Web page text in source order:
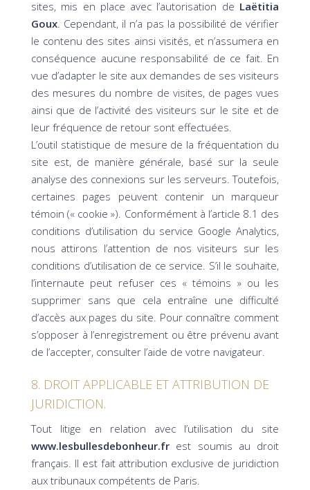
sites, mis en place avec l’autorisation de Laëtitia
Goux. Cependant, il n’a pas la possibilité de vérifier
le contenu des sites ainsi visités, et n’assumera en
conséquence aucune responsabilité de ce fait. En
vue d’adapter le site aux demandes de ses visiteurs
des mesures du nombre de visites, de pages vues
ainsi que de l’activité des visiteurs sur le site et de
leur fréquence de retour sont effectuées.
L’outil statistique de mesure de la fréquentation du
site est, de manière générale, basé sur la seule
analyse des connexions sur les serveurs. Toutefois,
certaines pages peuvent contenir un marqueur
témoin (« cookie »). Conformément à l’article 8.1 des
conditions d’utilisation du service Google Analytics,
nous attirons l’attention de nos visiteurs sur les
conditions d’utilisation de ce service. S’il le souhaite,
l’internaute peut refuser ces « témoins » ou les
supprimer sans que cela entraîne une difficulté
d’accès aux pages du site. Pour connaître comment
s’opposer à l’enregistrement ou être prévenu avant
de l’accepter, consulter l’aide de votre navigateur.
8. DROIT APPLICABLE ET ATTRIBUTION DE
JURIDICTION.
Tout litige en relation avec l’utilisation du site
www.lesbullesdebonheur.fr est soumis au droit
français. Il est fait attribution exclusive de juridiction
aux tribunaux compétents de Paris.